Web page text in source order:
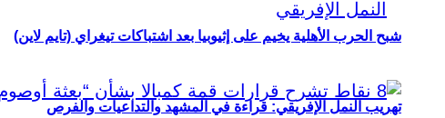
تهريب النمل الإفريقي: قراءة في المشهد والتداعيات والفرص
شبح الحرب الأهلية يخيم على إثيوبيا بعد اشتباكات تيغراي (تايم لاين)